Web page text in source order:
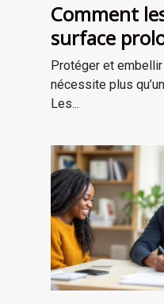
Comment
surface
vos murs
Protéger et
nécessite plus
Les...